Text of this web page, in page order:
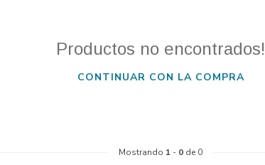
Productos no encontrados!
CONTINUAR CON LA COMPRA
Mostrando 1 - 0 de 0